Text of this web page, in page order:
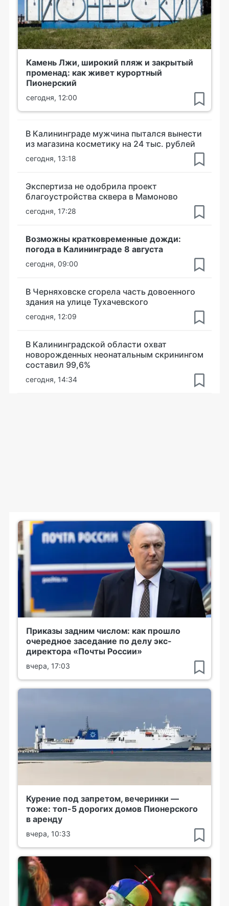
Камень Лжи, широкий пляж и закрытый
променад: как живет курортный
Пионерский
сегодня, 12:00
В Калининграде мужчина пытался вынести
из магазина косметику на 24 тыс. рублей
сегодня, 13:18
Экспертиза не одобрила проект
благоустройства сквера в Мамоново
сегодня, 17:28
Возможны кратковременные дожди:
погода в Калининграде 8 августа
сегодня, 09:00
В Черняховске сгорела часть довоенного
здания на улице Тухачевского
сегодня, 12:09
В Калининградской области охват
новорожденных неонатальным скринингом
составил 99,6%
сегодня, 14:34
Приказы задним числом: как прошло
очередное заседание по делу экс-
директора «Почты России»
вчера, 17:03
Курение под запретом, вечеринки —
тоже: топ-5 дорогих домов Пионерского
в аренду
вчера, 10:33